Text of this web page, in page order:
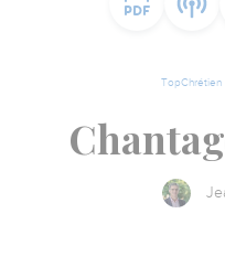
TopChrétien